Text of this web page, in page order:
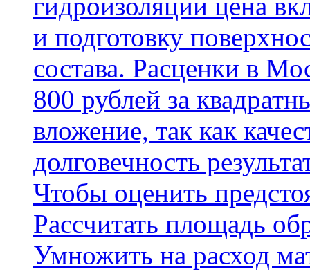
гидроизоляции цена
и подготовку
состава. Расценки в
800 рублей за
вложение, так как
долговечность
Чтобы оценить
Рассчитать площадь
Умножить на расход